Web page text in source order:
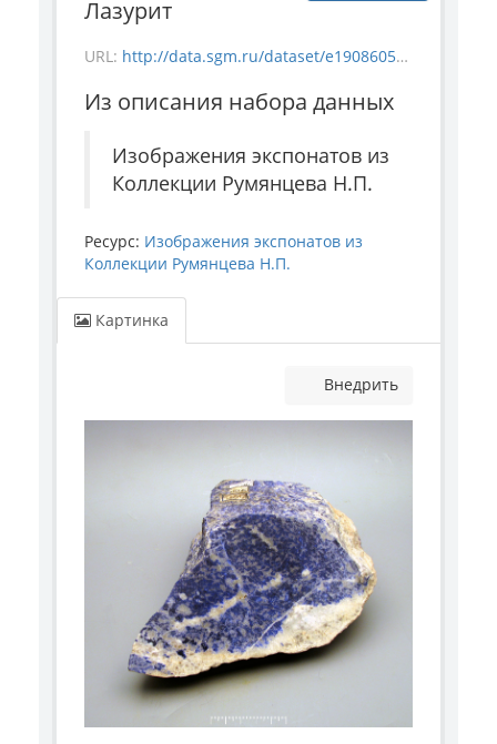
Лазурит
URL: http://data.sgm.ru/dataset/e1908605-67c3-4add-a6a7-6c288953c91e/resource/4deb1ced-ec4b-40f4-9b5a-c9e6df9c8d2b/download/mineral_52222.jpg
Из описания набора данных
Изображения экспонатов из
Коллекции Румянцева Н.П.
Ресурс: Изображения экспонатов из
Коллекции Румянцева Н.П.
Картинка
Внедрить